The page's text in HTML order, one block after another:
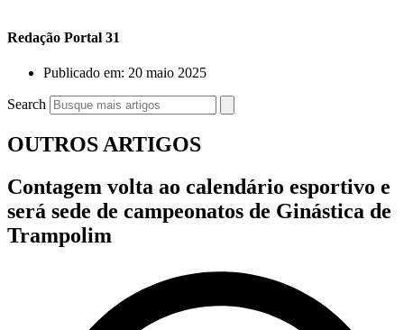
Redação Portal 31
Publicado em: 20 maio 2025
Search
OUTROS ARTIGOS
Contagem volta ao calendário esportivo e
será sede de campeonatos de Ginástica de
Trampolim